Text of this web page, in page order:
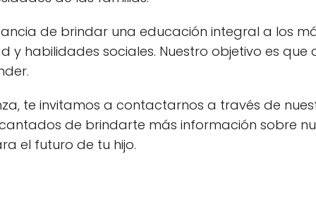
de brindar una educación integral a los
habilidades sociales. Nuestro objetivo es que
te invitamos a contactarnos a través de
de brindarte más información sobre
el futuro de tu hijo.